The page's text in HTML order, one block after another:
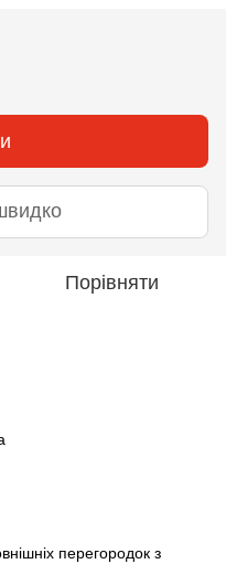
Порівняти
перегородок з